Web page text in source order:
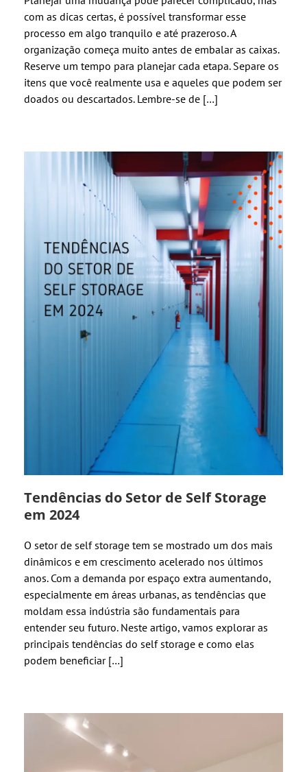
com as dicas certas, é possível transformar esse
processo em algo tranquilo e até prazeroso. A
organização começa muito antes de embalar as caixas.
Reserve um tempo para planejar cada etapa. Separe os
itens que você realmente usa e aqueles que podem ser
doados ou descartados. Lembre-se de […]
Tendências do Setor de Self Storage
em 2024
O setor de self storage tem se mostrado um dos mais
dinâmicos e em crescimento acelerado nos últimos
anos. Com a demanda por espaço extra aumentando,
especialmente em áreas urbanas, as tendências que
moldam essa indústria são fundamentais para
entender seu futuro. Neste artigo, vamos explorar as
principais tendências do self storage e como elas
podem beneficiar […]